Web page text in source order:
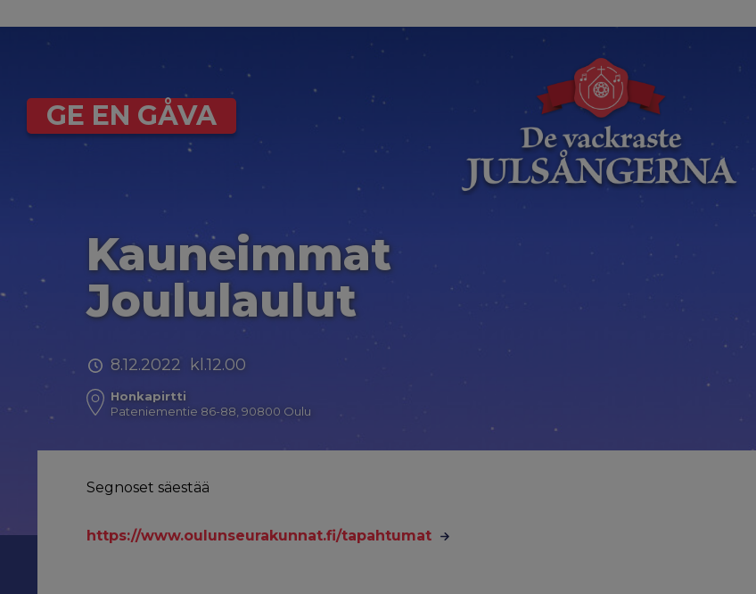
GE EN GÅVA
Kauneimmat
Joululaulut
8.12.2022 kl.12.00
Honkapirtti
Pateniementie 86-88, 90800 Oulu
Segnoset säestää
https://www.oulunseurakunnat.fi/tapahtumat